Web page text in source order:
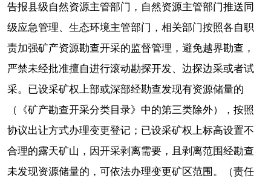
告报县级自然资源主管部门，自然资源主管部门推送同
级应急管理、生态环境主管部门，相关部门按照各自职
责加强矿产资源勘查开采的监督管理，避免越界勘查，
严禁未经批准擅自进行滚动勘探开发、边探边采或者试
采。已设采矿权上部或深部经勘查发现有资源储量的
（《矿产勘查开采分类目录》中的第三类除外），按照
协议出让方式办理变更登记；已设采矿权上标高设置不
合理的露天矿山，因开采剥离需要，且剥离范围经勘查
未发现资源储量的，可依法办理变更矿区范围。（责任